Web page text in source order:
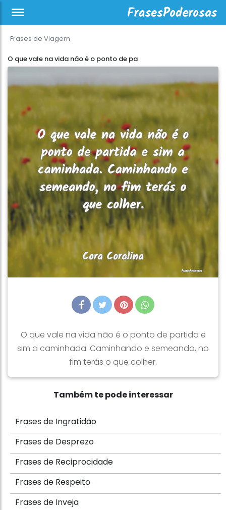
Frases de Viagem
O que vale na vida não é o ponto de pa
O que vale na vida não é o ponto de partida e
sim a caminhada. Caminhando e semeando, no
fim terás o que colher.
Também te pode interessar
Frases de Ingratidão
Frases de Desprezo
Frases de Reciprocidade
Frases de Respeito
Frases de Inveja